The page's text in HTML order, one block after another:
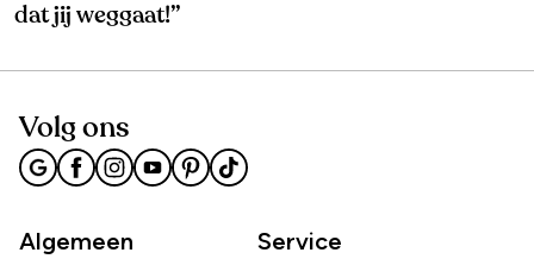
dat jij weggaat!’’
Volg ons
Algemeen
Service